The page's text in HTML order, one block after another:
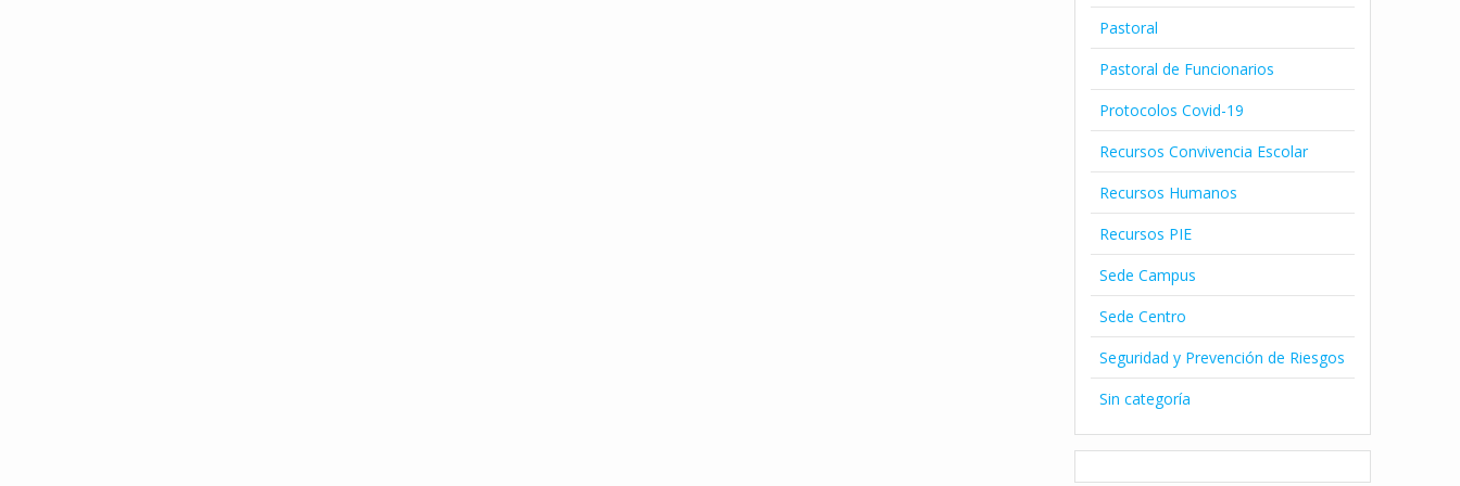
Pastoral
Pastoral de Funcionarios
Protocolos Covid-19
Recursos Convivencia Escolar
Recursos Humanos
Recursos PIE
Sede Campus
Sede Centro
Seguridad y Prevención de Riesgos
Sin categoría